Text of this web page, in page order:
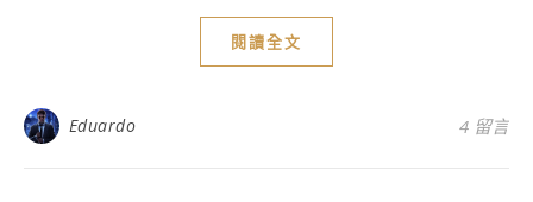
閱讀全文
Eduardo 4 留言